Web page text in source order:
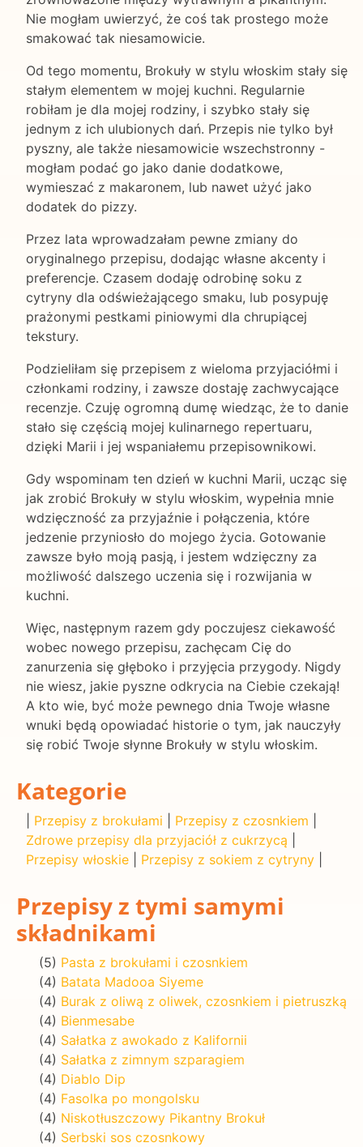
Nie mogłam uwierzyć, że coś tak prostego może
smakować tak niesamowicie.
Od tego momentu, Brokuły w stylu włoskim stały się
stałym elementem w mojej kuchni. Regularnie
robiłam je dla mojej rodziny, i szybko stały się
jednym z ich ulubionych dań. Przepis nie tylko był
pyszny, ale także niesamowicie wszechstronny -
mogłam podać go jako danie dodatkowe,
wymieszać z makaronem, lub nawet użyć jako
dodatek do pizzy.
Przez lata wprowadzałam pewne zmiany do
oryginalnego przepisu, dodając własne akcenty i
preferencje. Czasem dodaję odrobinę soku z
cytryny dla odświeżającego smaku, lub posypuję
prażonymi pestkami piniowymi dla chrupiącej
tekstury.
Podzieliłam się przepisem z wieloma przyjaciółmi i
członkami rodziny, i zawsze dostaję zachwycające
recenzje. Czuję ogromną dumę wiedząc, że to danie
stało się częścią mojej kulinarnego repertuaru,
dzięki Marii i jej wspaniałemu przepisownikowi.
Gdy wspominam ten dzień w kuchni Marii, ucząc się
jak zrobić Brokuły w stylu włoskim, wypełnia mnie
wdzięczność za przyjaźnie i połączenia, które
jedzenie przyniosło do mojego życia. Gotowanie
zawsze było moją pasją, i jestem wdzięczny za
możliwość dalszego uczenia się i rozwijania w
kuchni.
Więc, następnym razem gdy poczujesz ciekawość
wobec nowego przepisu, zachęcam Cię do
zanurzenia się głęboko i przyjęcia przygody. Nigdy
nie wiesz, jakie pyszne odkrycia na Ciebie czekają!
A kto wie, być może pewnego dnia Twoje własne
wnuki będą opowiadać historie o tym, jak nauczyły
się robić Twoje słynne Brokuły w stylu włoskim.
Kategorie
Przepisy z brokułami Przepisy z czosnkiem
Zdrowe przepisy dla przyjaciół z cukrzycą
Przepisy włoskie
Przepisy z sokiem z cytryny
Przepisy z tymi samymi
składnikami
(5) Pasta z brokułami i czosnkiem
(4) Batata Madooa Siyeme
(4) Burak z oliwą z oliwek, czosnkiem i pietruszką
(4) Bienmesabe
(4) Sałatka z awokado z Kalifornii
(4) Sałatka z zimnym szparagiem
(4) Diablo Dip
(4) Fasolka po mongolsku
(4) Niskotłuszczowy Pikantny Brokuł
(4) Serbski sos czosnkowy